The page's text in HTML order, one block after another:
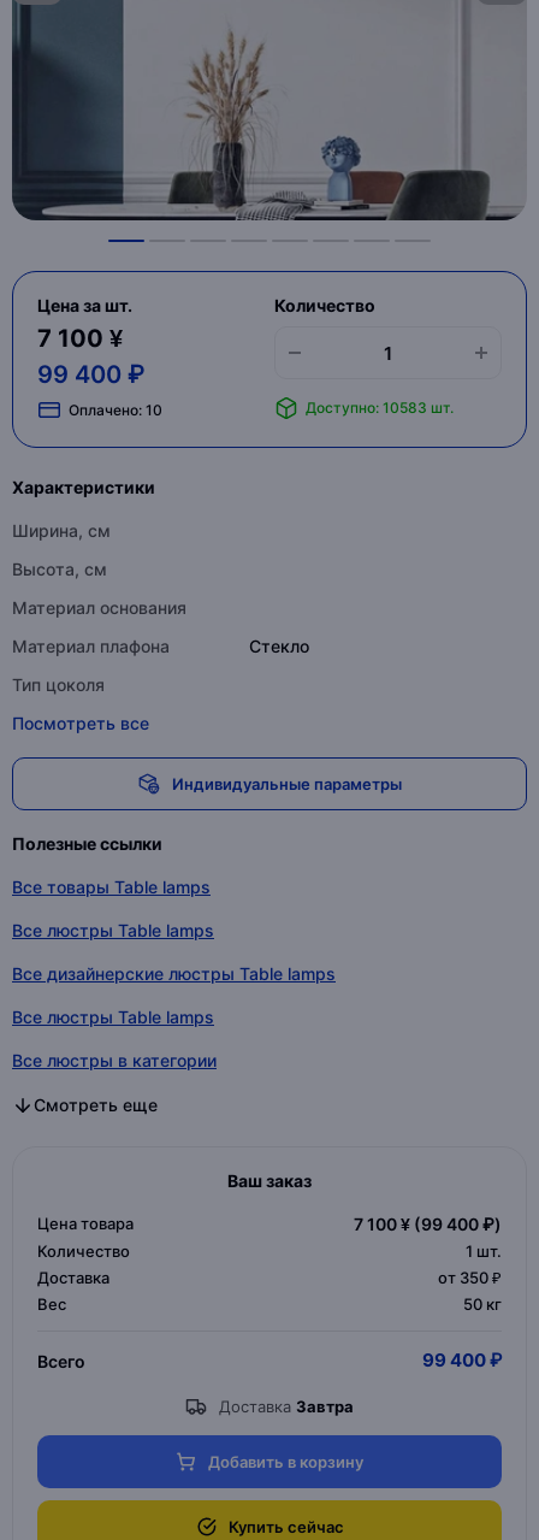
Цена за шт.
7 100 ¥
99 400 ₽
Оплачено: 10
Количество
Доступно: 10583 шт.
Характеристики
Ширина, см
Высота, см
Материал основания
Материал плафона
Стекло
Тип цоколя
Посмотреть все
Индивидуальные параметры
Полезные ссылки
Все товары Table lamps
Все люстры Table lamps
Все дизайнерские люстры Table lamps
Все люстры Table lamps
Все люстры в категории
Все дизайнерские люстры в категории
Все люстры в категории
Смотреть еще
Ваш заказ
Цена товара 7 100 ¥ (99 400 ₽)
Количество 1 шт.
Доставка
от 350 ₽
Вес
50 кг
Всего 99 400 ₽
Доставка Завтра
Добавить в корзину
Купить сейчас